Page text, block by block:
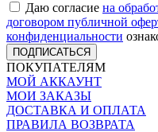
Даю согласие на
договором публичной
конфиденциальности
ПОДПИСАТЬСЯ
ПОКУПАТЕЛЯМ
МОЙ АККАУНТ
МОИ ЗАКАЗЫ
ДОСТАВКА И ОПЛАТА
ПРАВИЛА ВОЗВРАТА